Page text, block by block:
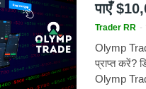
पाएँ
Trader RR -
Olymp
प्राप्त करें?
Olymp